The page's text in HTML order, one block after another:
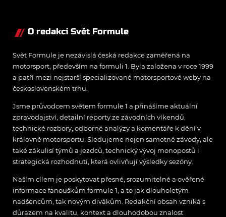
O redakci Svět Formule
Svět Formule je nezávislá česká redakce zaměřená na
motorsport, především na formuli 1. Byla založena v roce 1999
a patří mezi nejstarší specializované motorsportové weby na
československém trhu.
Jsme průvodcem světem formule 1 a přinášíme aktuální
zpravodajství, detailní reporty ze závodních víkendů,
technické rozbory, odborné analýzy a komentáře k dění v
královně motorsportu. Sledujeme nejen samotné závody, ale
také zákulisí týmů a jezdců, technický vývoj monopostů i
strategická rozhodnutí, která ovlivňují výsledky sezóny.
Naším cílem je poskytovat přesné, srozumitelné a ověřené
informace fanouškům formule 1, a to jak dlouholetým
nadšencům, tak novým divákům. Redakční obsah vzniká s
důrazem na kvalitu, kontext a dlouhodobou znalost